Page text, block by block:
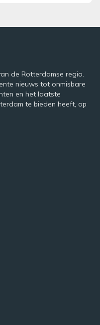
de Rotterdamse regio.
nieuws tot onmisbare
en het laatste
te bieden heeft, op